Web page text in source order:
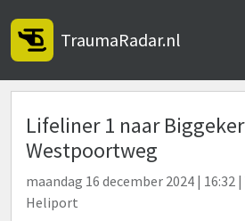
TraumaRadar.nl
Lifeliner 1 naar
Westpoortweg
maandag 16 december 2024 | 16:32
Heliport